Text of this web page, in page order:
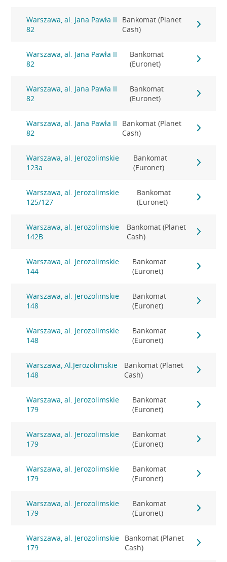
Warszawa, al. Jana Pawła II
82
Bankomat (Planet
Cash)
Warszawa, al. Jana Pawła II
82
Bankomat
(Euronet)
Warszawa, al. Jana Pawła II
82
Bankomat
(Euronet)
Warszawa, al. Jana Pawła II
82
Bankomat (Planet
Cash)
Warszawa, al. Jerozolimskie
123a
Bankomat
(Euronet)
Warszawa, al. Jerozolimskie
125/127
Bankomat
(Euronet)
Warszawa, al. Jerozolimskie
142B
Bankomat (Planet
Cash)
Warszawa, al. Jerozolimskie
144
Bankomat
(Euronet)
Warszawa, al. Jerozolimskie
148
Bankomat
(Euronet)
Warszawa, al. Jerozolimskie
148
Bankomat
(Euronet)
Warszawa, Al.Jerozolimskie
148
Bankomat (Planet
Cash)
Warszawa, al. Jerozolimskie
179
Bankomat
(Euronet)
Warszawa, al. Jerozolimskie
179
Bankomat
(Euronet)
Warszawa, al. Jerozolimskie
179
Bankomat
(Euronet)
Warszawa, al. Jerozolimskie
179
Bankomat
(Euronet)
Warszawa, al. Jerozolimskie
179
Bankomat (Planet
Cash)